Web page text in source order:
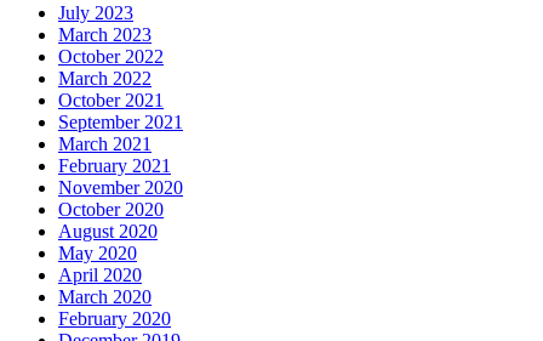
July 2023
March 2023
October 2022
March 2022
October 2021
September 2021
March 2021
February 2021
November 2020
October 2020
August 2020
May 2020
April 2020
March 2020
February 2020